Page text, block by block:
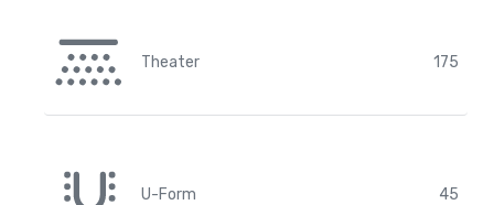
Theater 175
U-Form 45